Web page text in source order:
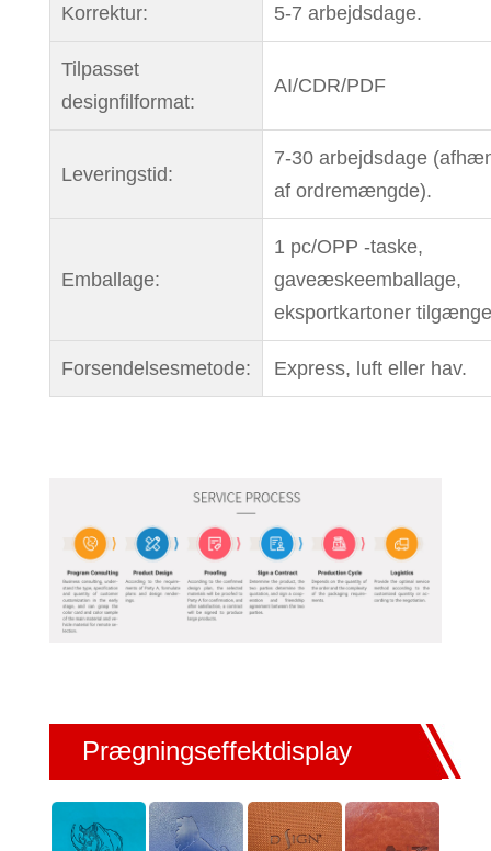
Korrektur: 5-7 arbejdsdage.
Tilpasset
designfilformat:
AI/CDR/PDF
Leveringstid:
7-30 arbejdsdage
af ordremængde).
Emballage:
1 pc/OPP -taske,
gaveæskeemballage,
eksportkartoner
Forsendelsesmetode: Express, luft eller hav.
Prægningseffektdisplay